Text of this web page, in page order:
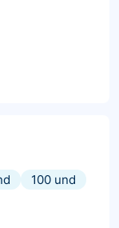
100 und